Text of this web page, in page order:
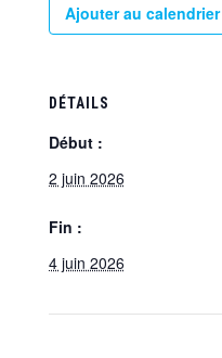
Ajouter au calendrier
DÉTAILS
Début :
2 juin 2026
Fin :
4 juin 2026